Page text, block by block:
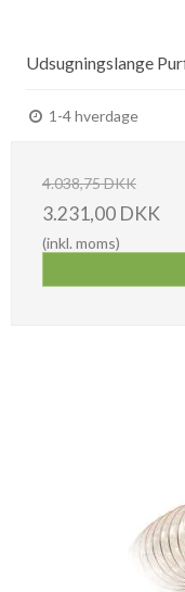
Udsugningslange
1-4 hverdage
4.038,75 DKK
3.231,00 DKK
(inkl. moms)